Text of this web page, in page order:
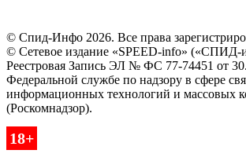
© Спид-Инфо 2026. Все права
© Сетевое издание «SPEED-info» («СПИД-
Реестровая Запись ЭЛ № ФС 77-74451 от
Федеральной службе по надзору в сфере
информационных технологий и массовых
(Роскомнадзор).
18+